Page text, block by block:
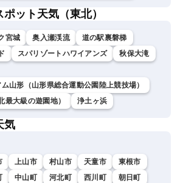
ット天気（東北）
宮城 奥入瀬渓流
道の駅裏磐梯
スパリゾートハワイアンズ
秋保大滝
山形（山形県総合運動公園陸上競技場）
最大級の遊園地）
浄土ヶ浜
気
上山市 村山市 天童市
東根市
中山町 河北町 西川町
朝日町